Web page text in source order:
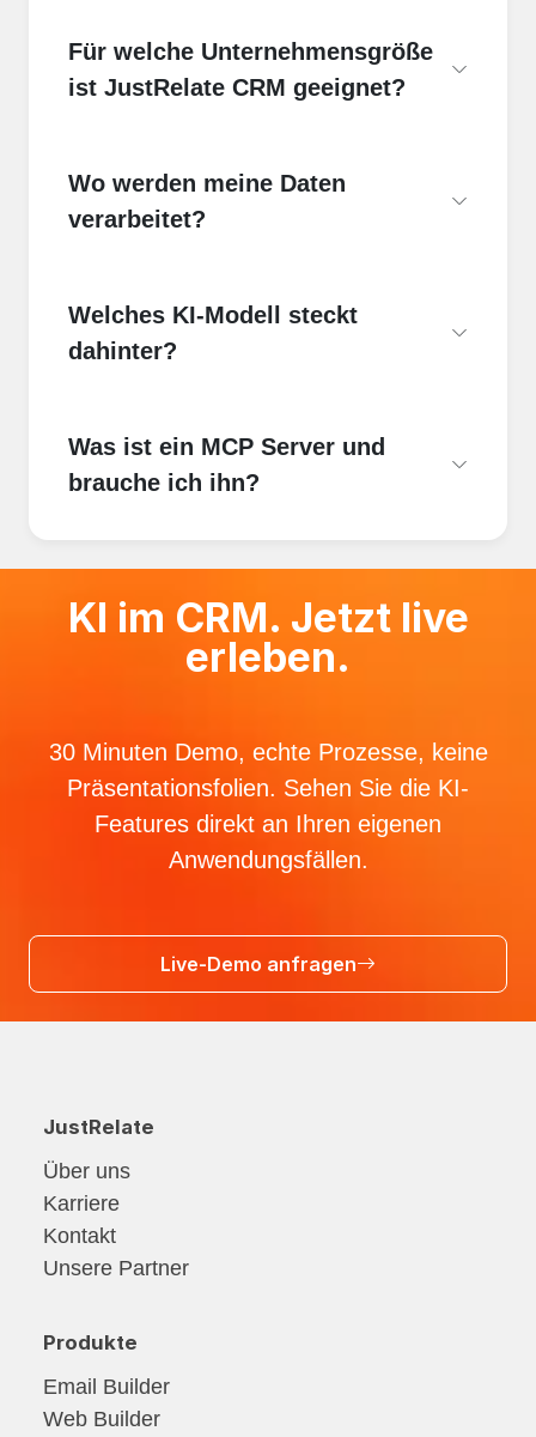
Für welche Unternehmensgröße
ist JustRelate CRM geeignet?
Wo werden meine Daten
verarbeitet?
Welches KI-Modell steckt
dahinter?
Was ist ein MCP Server und
brauche ich ihn?
KI im CRM. Jetzt live
erleben.
30 Minuten Demo, echte Prozesse, keine
Präsentationsfolien. Sehen Sie die KI-
Features direkt an Ihren eigenen
Anwendungsfällen.
Live-Demo anfragen
JustRelate
Über uns
Karriere
Kontakt
Unsere Partner
Produkte
Email Builder
Web Builder